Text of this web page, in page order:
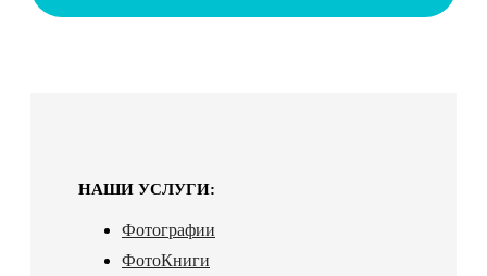
НАШИ УСЛУГИ:
Фотографии
ФотоКниги